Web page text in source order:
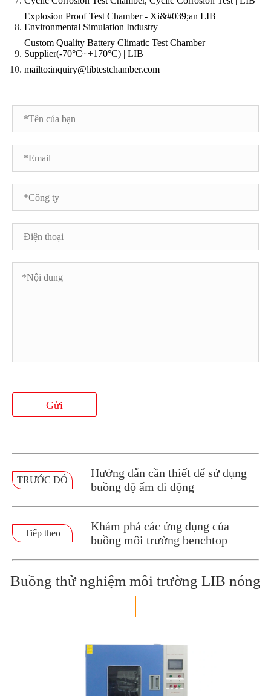
Explosion Proof Test Chamber - Xi&#039;an LIB
Environmental Simulation Industry
Custom Quality Battery Climatic Test Chamber
Supplier(-70°C~+170°C) | LIB
mailto:inquiry@libtestchamber.com
Gửi
TRƯỚC ĐÓ
Hướng dẫn cần thiết để sử dụng
buồng độ ẩm di động
Tiếp theo
Khám phá các ứng dụng của
buồng môi trường benchtop
Buồng thử nghiệm môi trường LIB nóng